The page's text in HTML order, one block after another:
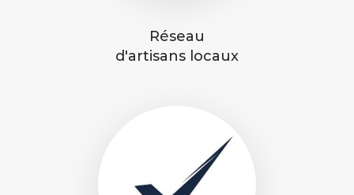
Réseau
d'artisans locaux